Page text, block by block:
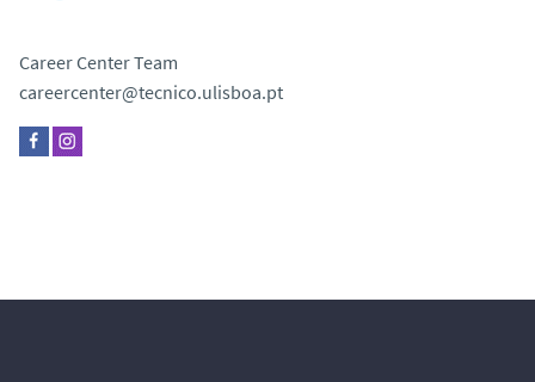
Career Center Team
careercenter@tecnico.ulisboa.pt